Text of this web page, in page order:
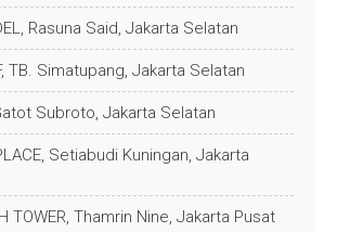
Rasuna Said, Jakarta Selatan
TB. Simatupang, Jakarta Selatan
Subroto, Jakarta Selatan
Setiabudi Kuningan, Jakarta
TOWER, Thamrin Nine, Jakarta Pusat